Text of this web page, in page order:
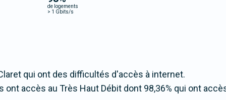
de logements
> 1 Gbits/s
qui ont des difficultés d'accès à internet.
ont accès au Très Haut Débit dont 98,36% qui ont